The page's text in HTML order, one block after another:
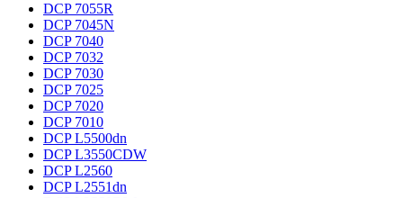
DCP 7055R
DCP 7045N
DCP 7040
DCP 7032
DCP 7030
DCP 7025
DCP 7020
DCP 7010
DCP L5500dn
DCP L3550CDW
DCP L2560
DCP L2551dn